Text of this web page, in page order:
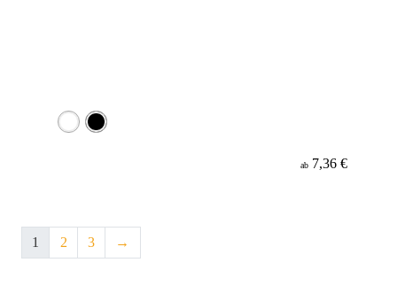
ab 7,36 €
1 2 3 →